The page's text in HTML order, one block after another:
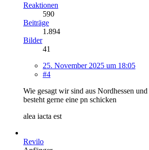
Reaktionen
590
Beiträge
1.894
Bilder
41
25. November 2025 um 18:05
#4
Wie gesagt wir sind aus Nordhessen
besteht gerne eine pn schicken
alea iacta est
Revilo